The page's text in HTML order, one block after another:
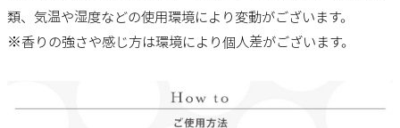
類、気温や湿度などの使用環境により変動がございます。
※香りの強さや感じ方は環境により個人差がございます。